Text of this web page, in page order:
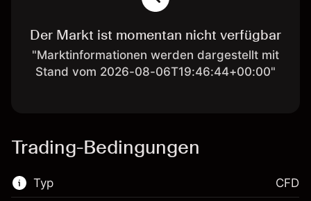
Der Markt ist momentan nicht verfügbar
"Marktinformationen werden dargestellt mit
Stand vom 2026-08-06T19:46:44+00:00"
Trading-Bedingungen
Typ CFD